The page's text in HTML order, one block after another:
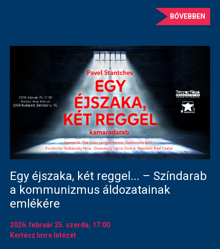
BŐVEBBEN
Egy éjszaka, két reggel... – Színdarab
a kommunizmus áldozatainak
emlékére
2026. február 25. szerda, 17:00
Kertész Imre Intézet